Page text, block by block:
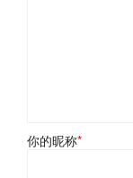
你的昵称*